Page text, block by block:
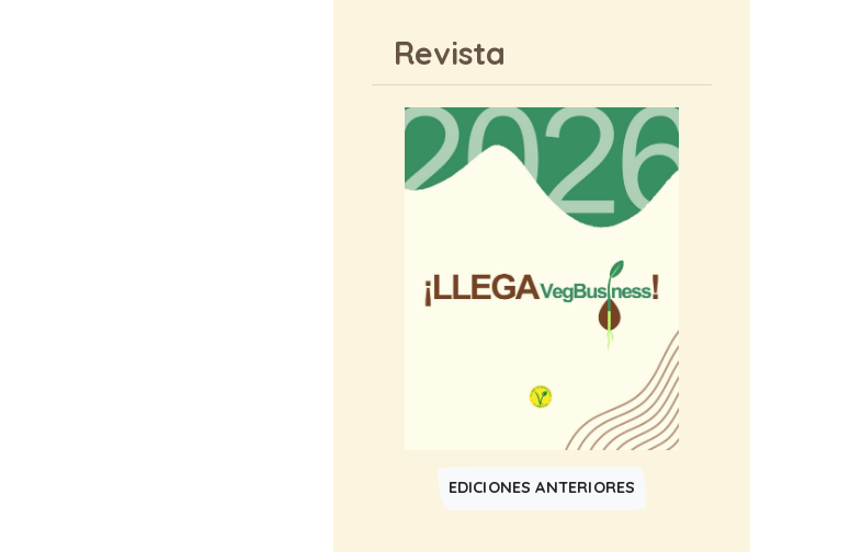
Revista
EDICIONES ANTERIORES